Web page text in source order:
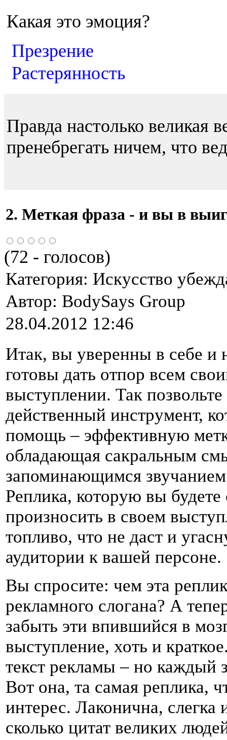
Какая это эмоция?
Презрение
Растерянность
Правда настолько
пренебрегать ничем, что
2. Меткая фраза - и вы в
(72 - голосов)
Категория: Искусство
Автор: BodySays Group
28.04.2012 12:46
Итак, вы уверенны в себе
готовы дать отпор всем
выступлении. Так
действенный инструмент,
помощь – эффективную
обладающая сакральным
запоминающимся
Реплика, которую вы
произносить в своем
топливо, что не даст и
аудитории к вашей персоне.
Вы спросите: чем эта
рекламного слогана? А
забыть эти впившийся в
выступление, хоть и
текст рекламы – но каждый
Вот она, та самая реплика,
интерес. Лаконична,
сколько цитат великих